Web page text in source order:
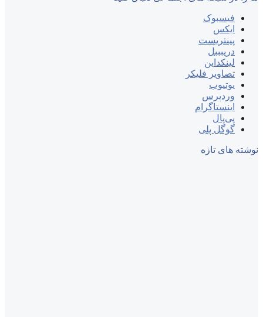
فیسبوک
ایکس
پینتریست
دریبببل
لینکداین
تصاویر فلیکر
یوتیوب
وردپرس
اینستاگرام
پی‌پال
گوگل پلی
نوشته های تازه